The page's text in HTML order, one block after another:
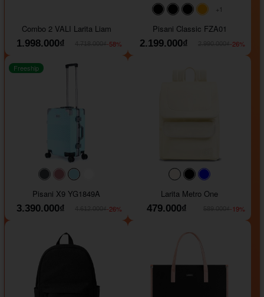
Combo 2 VALI Larita Liam
1.998.000₫
-58%
#000000#000000
#000000
#ffa500
+1
Pisani Classic FZA01
2.199.000₫
-26%
#40454a#b76e79
#9ad8e7
Freeship
Pisani X9 YG1849A
3.390.000₫
-26%
#faf0e6#000000
Larita Metro One
479.000₫
-19%